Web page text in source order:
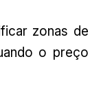
zonas de
o preço